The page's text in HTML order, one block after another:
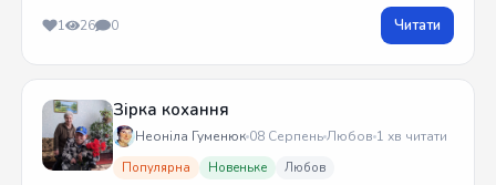
1 26 0 Читати
Зірка кохання
Неоніла Гуменюк 08 СерпеньЛюбов 1 хв читати
Популярна Новеньке Любов